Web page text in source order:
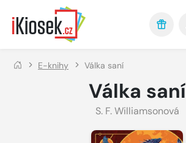
Přejít na hlavní obsah
E-knihy Válka saní
Válka saní
S. F. Williamsonová